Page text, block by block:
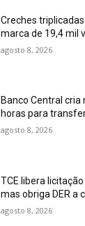
Creches
marca de 19,4 mil
agosto 8, 2026
Banco Central
horas para
agosto 8, 2026
TCE libera
mas obriga DER a
agosto 8, 2026